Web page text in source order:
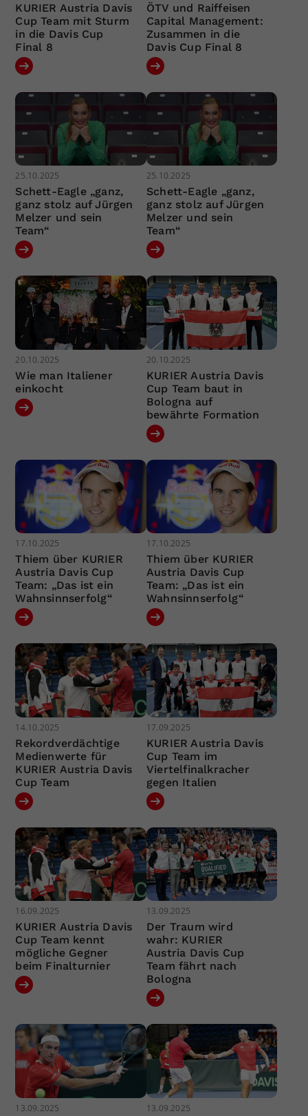
KURIER Austria Davis
Cup Team mit Sturm
in die Davis Cup
Final 8
ÖTV und Raiffeisen
Capital Management:
Zusammen in die
Davis Cup Final 8
25.10.2025
Schett-Eagle „ganz,
ganz stolz auf Jürgen
Melzer und sein
Team“
25.10.2025
Schett-Eagle „ganz,
ganz stolz auf Jürgen
Melzer und sein
Team“
20.10.2025
Wie man Italiener
einkocht
20.10.2025
KURIER Austria Davis
Cup Team baut in
Bologna auf
bewährte Formation
17.10.2025
Thiem über KURIER
Austria Davis Cup
Team: „Das ist ein
Wahnsinnserfolg“
17.10.2025
Thiem über KURIER
Austria Davis Cup
Team: „Das ist ein
Wahnsinnserfolg“
14.10.2025
Rekordverdächtige
Medienwerte für
KURIER Austria Davis
Cup Team
17.09.2025
KURIER Austria Davis
Cup Team im
Viertelfinalkracher
gegen Italien
16.09.2025
KURIER Austria Davis
Cup Team kennt
mögliche Gegner
beim Finalturnier
13.09.2025
Der Traum wird
wahr: KURIER
Austria Davis Cup
Team fährt nach
Bologna
13.09.2025 13.09.2025